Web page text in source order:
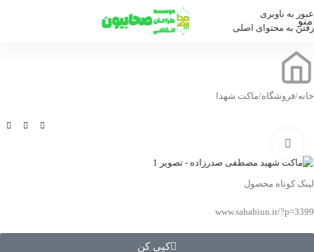
عبور به ناوبری
رفتن به محتوای اصلی
منو
خانه/فروشگاه/ماکت شهدا
لینک کوتاه محصول
www.sahabiun.ir/?p=3399
کپی کن